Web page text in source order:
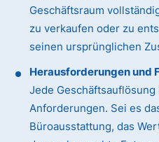
Geschäftsraum
zu verkaufen oder zu
seinen ursprünglichen
Herausforderungen und
Jede
Anforderungen. Sei es
Büroausstattung, das